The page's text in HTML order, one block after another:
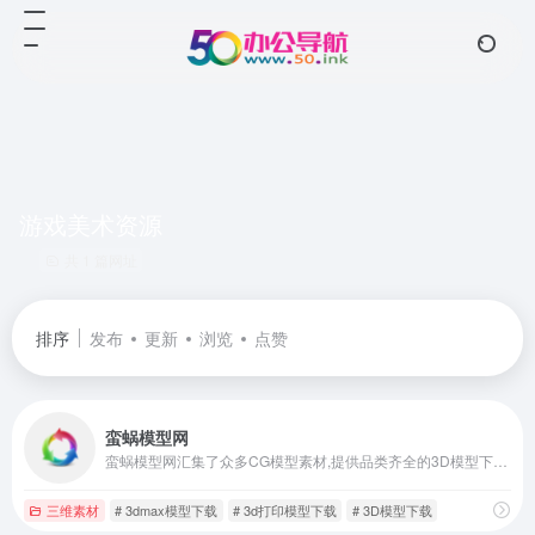
排序 发布 更新 浏览 点赞
蛮蜗模型网
三维素材 # 3dmax模型下载 # 3d打印模型下载 # 3D模型下载